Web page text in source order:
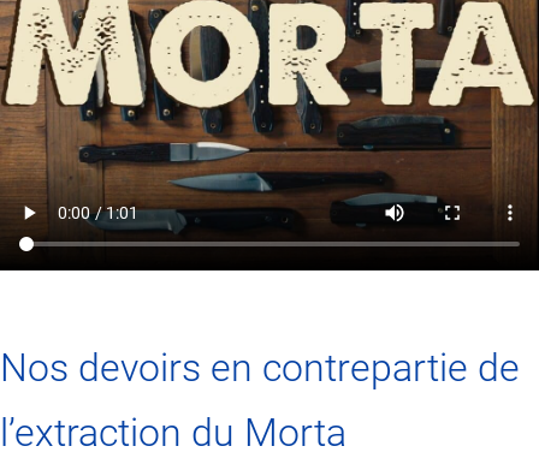
Nos devoirs en contrepartie de
l’extraction du Morta